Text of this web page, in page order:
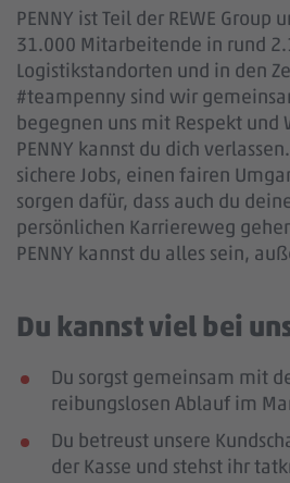
PENNY ist Teil der REWE Group
31.000 Mitarbeitende in rund
Logistikstandorten und in den
#teampenny sind wir
begegnen uns mit Respekt und
PENNY kannst du dich
sichere Jobs, einen fairen
sorgen dafür, dass auch du
persönlichen Karriereweg
PENNY kannst du alles sein,
Du kannst viel bei
Du sorgst gemeinsam mit
reibungslosen Ablauf im
Du betreust unsere
der Kasse und stehst ihr